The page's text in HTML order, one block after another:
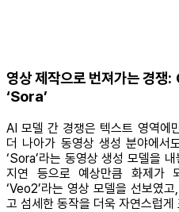
영상 제작으로 번져가는 경
‘Sora’
AI 모델 간 경쟁은 텍스트 영역에
더 나아가 동영상 생성 분야에서
‘Sora’라는 동영상 생성 모델을
지연 등으로 예상만큼 화제가
‘Veo2’라는 영상 모델을 선보였
고 섬세한 동작을 더욱 자연스럽게